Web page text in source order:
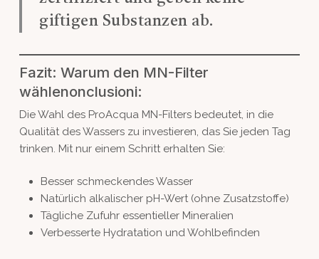
giftigen Substanzen ab.
Fazit: Warum den MN-Filter
wählenonclusioni:
Die Wahl des ProAcqua MN-Filters bedeutet, in die
Qualität des Wassers zu investieren, das Sie jeden Tag
trinken. Mit nur einem Schritt erhalten Sie:
Besser schmeckendes Wasser
Natürlich alkalischer pH-Wert (ohne Zusatzstoffe)
Tägliche Zufuhr essentieller Mineralien
Verbesserte Hydratation und Wohlbefinden